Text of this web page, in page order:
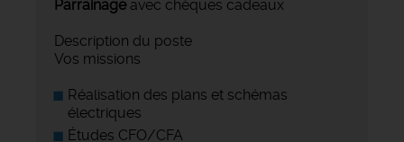
Parrainageavec chèques cadeaux
Description du poste
Vos missions
Réalisation des plans et schémas
électriques
Études CFO/CFA